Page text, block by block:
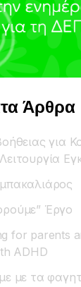
Άρθρα
για
Έργο
for parents
ADHD
με τα